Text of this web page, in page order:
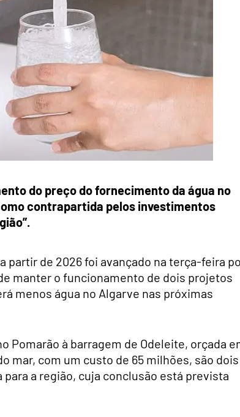
do preço do fornecimento da água no
contrapartida pelos investimentos
partir de 2026 foi avançado na terça-feira
manter o funcionamento de dois projetos
menos água no Algarve nas próximas
Pomarão à barragem de Odeleite, orçada
mar, com um custo de 65 milhões, são dois
a região, cuja conclusão está prevista